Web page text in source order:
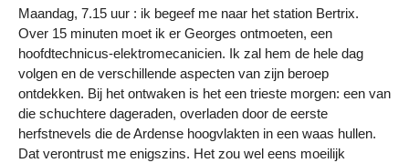
Maandag, 7.15 uur : ik begeef me naar het station Bertrix.
Over 15 minuten moet ik er Georges ontmoeten, een
hoofdtechnicus-elektromecanicien. Ik zal hem de hele dag
volgen en de verschillende aspecten van zijn beroep
ontdekken. Bij het ontwaken is het een trieste morgen: een van
die schuchtere dageraden, overladen door de eerste
herfstnevels die de Ardense hoogvlakten in een waas hullen.
Dat verontrust me enigszins. Het zou wel eens moeilijk